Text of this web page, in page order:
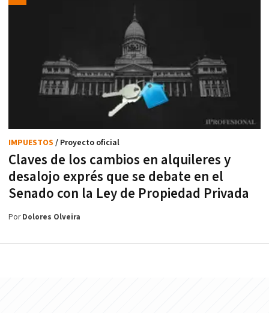
Claves de los cambios en alquileres y
desalojo exprés que se debate en el
Senado con la Ley de Propiedad Privada
IMPUESTOS / Proyecto oficial
PorDolores Olveira